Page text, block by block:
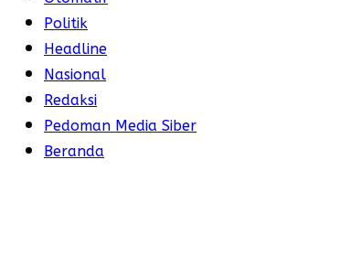
Politik
Headline
Nasional
Redaksi
Pedoman Media Siber
Beranda